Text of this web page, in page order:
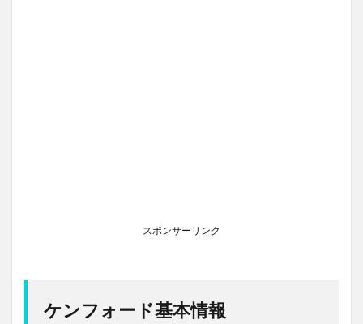
スポンサーリンク
ケンフォード基本情報